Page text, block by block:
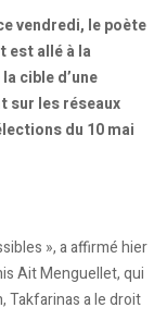
vendredi, le poète
est allé à la
cible d’une
sur les réseaux
du 10 mai
», a affirmé hier
Ait Menguellet, qui
Takfarinas a le droit